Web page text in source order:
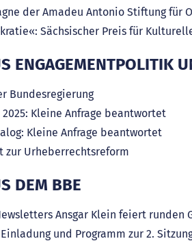
der Amadeu Antonio Stiftung für
Sächsischer Preis für
ENGAGEMENTPOLITIK
Bundesregierung
Kleine Anfrage beantwortet
Kleine Anfrage beantwortet
zur Urheberrechtsreform
DEM BBE
Ansgar Klein feiert runden
und Programm zur 2.